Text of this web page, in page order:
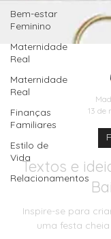
Bem-estar
Feminino
Maternidade
Real
Maternidade
Real
Finanças
Familiares
Estilo de
Vida
Relacionamentos
13
Textos e